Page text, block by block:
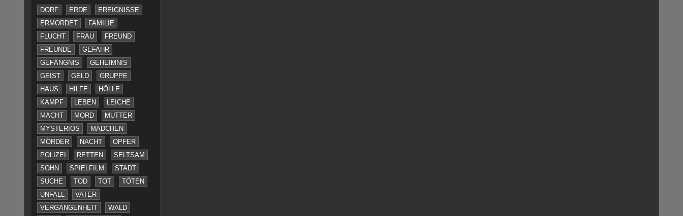
DORF ERDE
EREIGNISSE
ERMORDET
FAMILIE
FLUCHT
FRAU
FREUND
FREUNDE
GEFAHR
GEFÄNGNIS
GEHEIMNIS
GEIST
GELD
GRUPPE
HAUS
HILFE
HÖLLE
KAMPF
LEBEN
LEICHE
MACHT
MORD
MUTTER
MYSTERIÖS
MÄDCHEN
MÖRDER
NACHT
OPFER
POLIZEI
RETTEN
SELTSAM
SOHN
SPIELFILM
STADT
SUCHE
TOD TOT
TÖTEN
UNFALL
VATER
VERGANGENHEIT
WALD